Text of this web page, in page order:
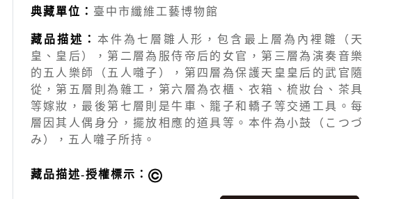
典藏單位： 臺中市纖維工藝博物館
藏品描述： 本件為七層雛人形，包含最上層為內裡雛（天
皇、皇后），第二層為服侍帝后的女官，第三層為演奏音樂
的五人樂師（五人囃子），第四層為保護天皇皇后的武官隨
從，第五層則為雜工，第六層為衣櫃、衣箱、梳妝台、茶具
等嫁妝，最後第七層則是牛車、籠子和轎子等交通工具。每
層因其人偶身分，擺放相應的道具等。本件為小鼓（こつづ
み），五人囃子所持。
藏品描述-授權標示：